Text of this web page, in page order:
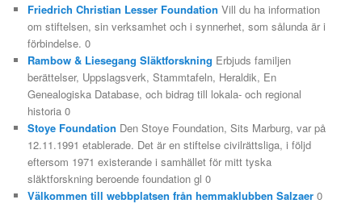
Friedrich Christian Lesser Foundation Vill du ha information
om stiftelsen, sin verksamhet och i synnerhet, som sålunda är i
förbindelse. 0
Rambow & Liesegang Släktforskning Erbjuds familjen
berättelser, Uppslagsverk, Stammtafeln, Heraldik, En
Genealogiska Database, och bidrag till lokala- och regional
historia 0
Stoye Foundation Den Stoye Foundation, Sits Marburg, var på
12.11.1991 etablerade. Det är en stiftelse civilrättsliga, i följd
eftersom 1971 existerande i samhället för mitt tyska
släktforskning beroende foundation gl 0
Välkommen till webbplatsen från hemmaklubben Salzaer 0